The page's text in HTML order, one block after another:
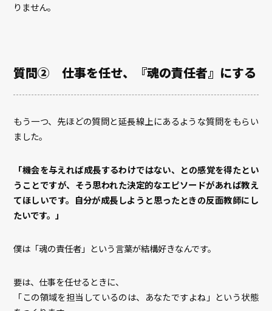
りません。
質問② 仕事を任せ、『魂の責任者』にする
もう一つ、先ほどの質問と延長線上にあるような質問をもらい
ました。
「機会を与えれば成長するわけではない、との感覚を得たとい
うことですが、そう思われた決定的なエピソードがあれば教え
てほしいです。自分が成長しようと思ったときの反面教師にし
たいです。」
僕は「魂の責任者」という言葉が結構好きなんです。
要は、仕事を任せるときに、
「この領域を担当しているのは、あなたですよね」という状態